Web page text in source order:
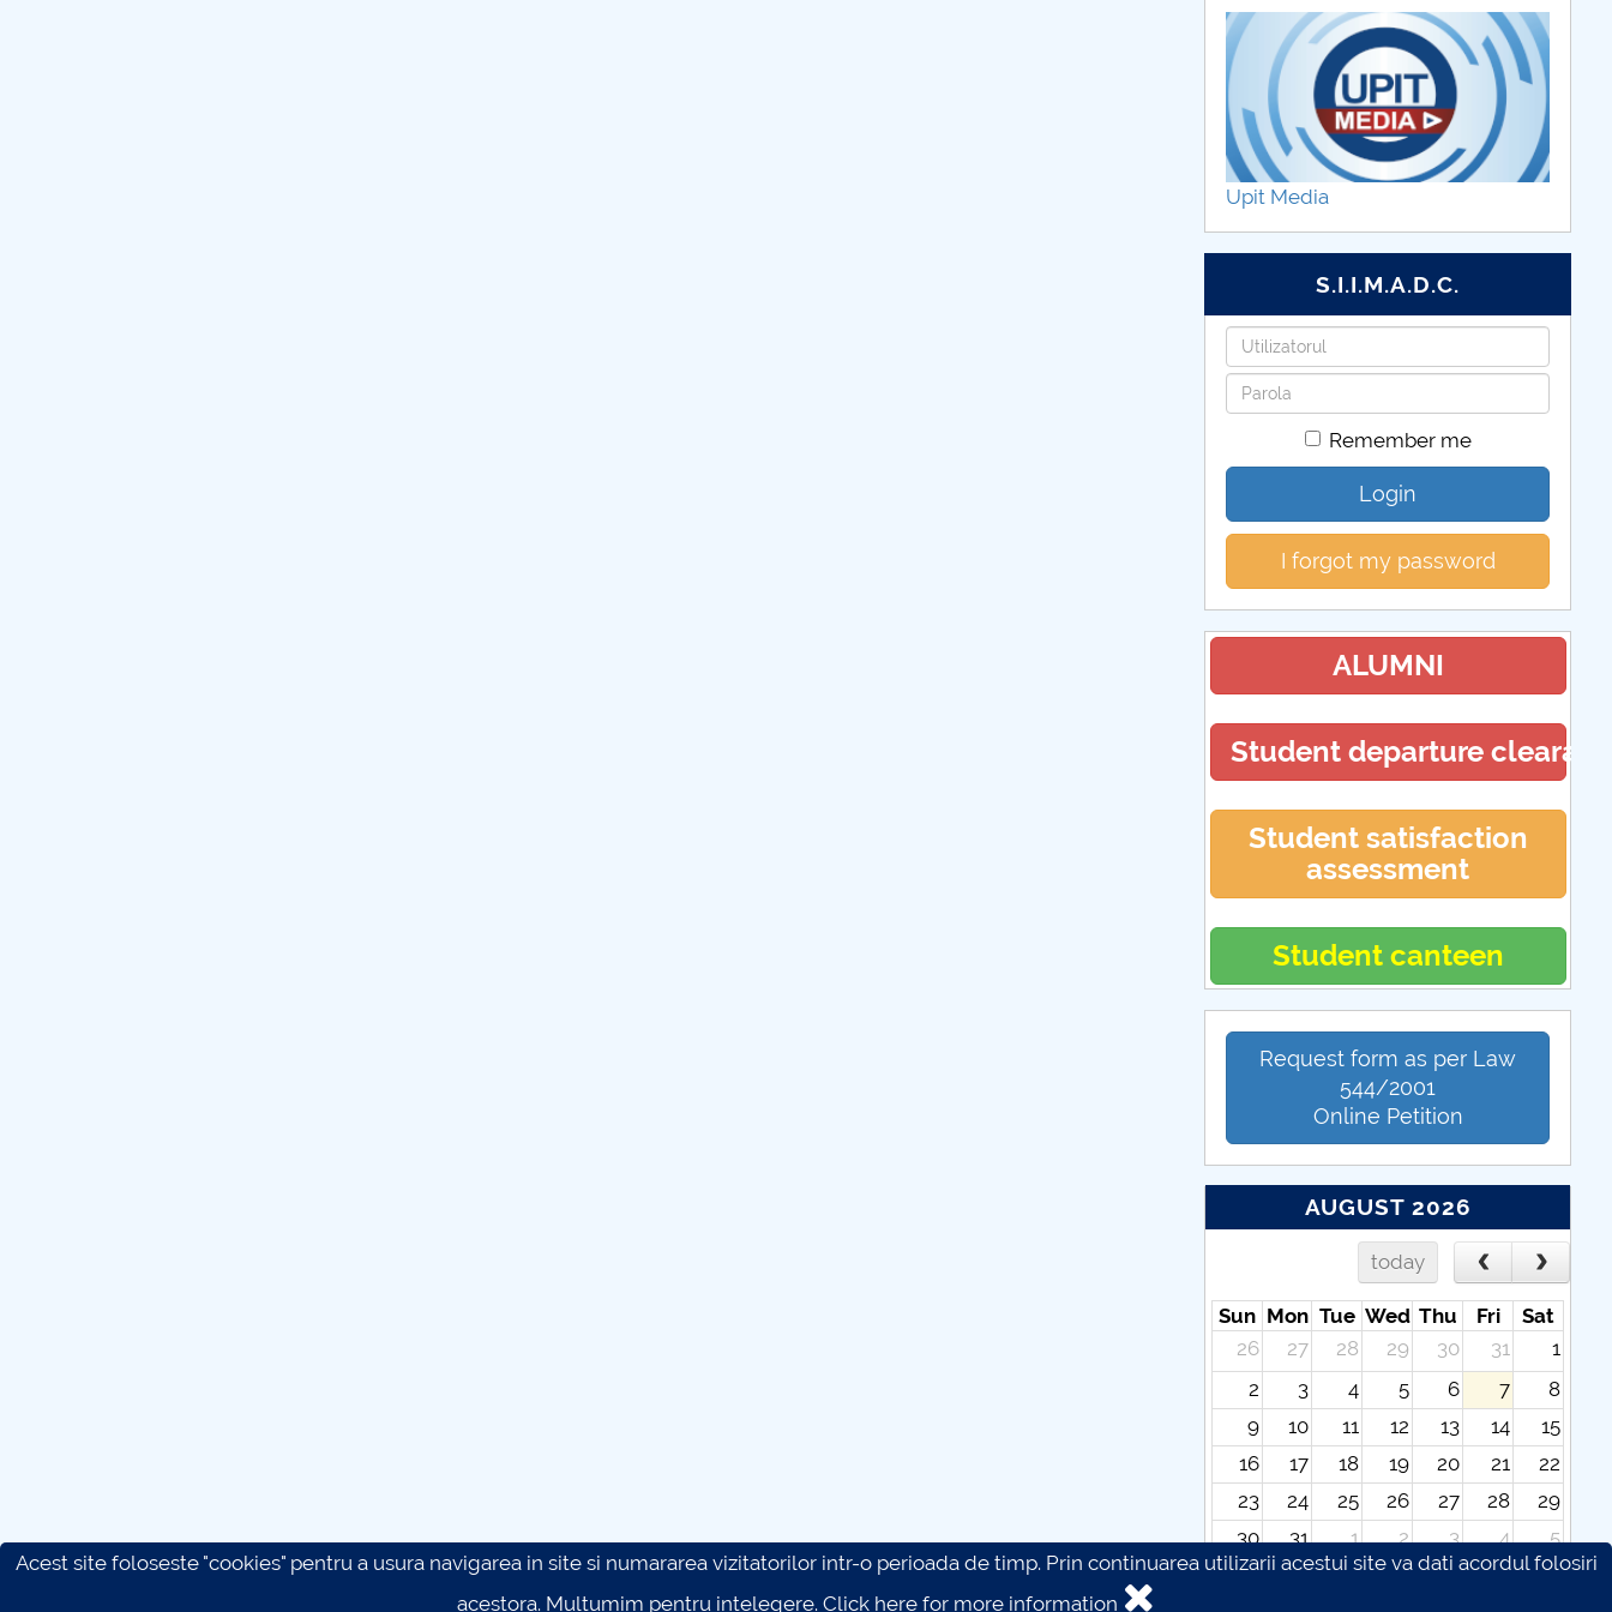
Upit Media
S.I.I.M.A.D.C.
Username
Password
Remember me
Login
I forgot my password
ALUMNI
Student departure
Student satisfaction
assessment
Student canteen
Request form as per Law
544/2001
Online Petition
AUGUST 2026
today
Sun Mon Tue Wed Thu Fri
Sat
26
27 28 29 30 31
1
2
3 4 5 6 7
8
9
10 11 12 13 14
15
16
17 18 19 20 21
22
23
24 25 26 27 28
29
30
31 1 2 3 4
5
Acest site foloseste "cookies" pentru a usura navigarea in site si numararea vizitatorilor intr-o perioada de timp. Prin continuarea utilizarii acestui site va dati acordul folosiri
acestora. Multumim pentru intelegere. Click here for more information